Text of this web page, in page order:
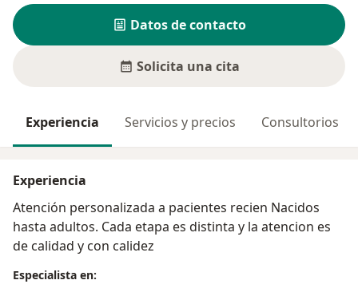
Datos de contacto
Solicita una cita
Experiencia Servicios y precios Consultorios
Experiencia
Atención personalizada a pacientes recien Nacidos
hasta adultos. Cada etapa es distinta y la atencion es
de calidad y con calidez
Especialista en: